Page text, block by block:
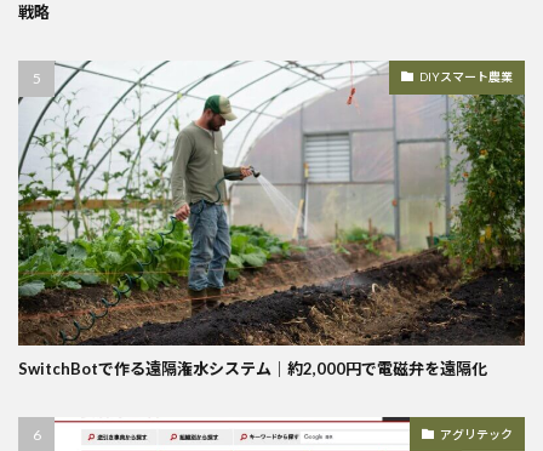
戦略
DIYスマート農業
SwitchBotで作る遠隔潅水システム｜約2,000円で電磁弁を遠隔化
アグリテック